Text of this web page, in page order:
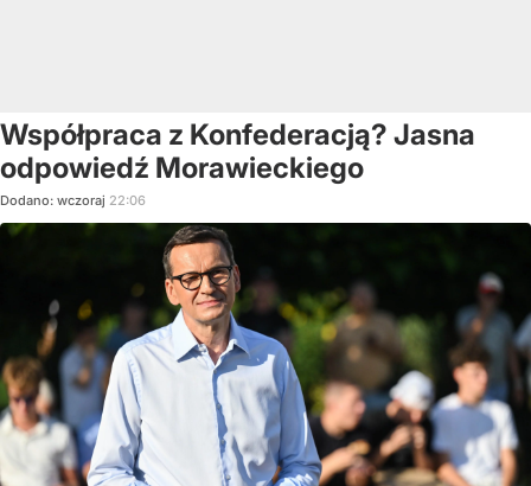
Współpraca z Konfederacją? Jasna
odpowiedź Morawieckiego
Dodano: wczoraj 22:06